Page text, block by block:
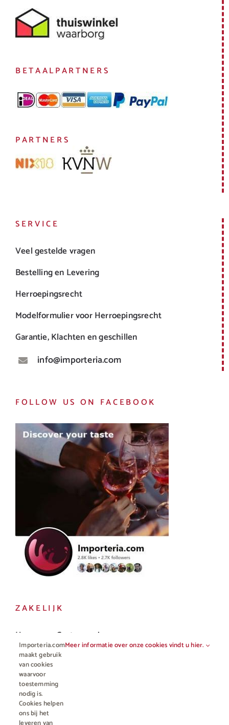
BETAALPARTNERS
PARTNERS
SERVICE
Veel gestelde vragen
Bestelling en Levering
Herroepingsrecht
Modelformulier voor Herroepingsrecht
Garantie, Klachten en geschillen
info@importeria.com
FOLLOW US ON FACEBOOK
ZAKELIJK
Horeca en Gastronomie
Vakhandel
Importeria.com
maakt gebruik
van cookies
waarvoor
toestemming
nodig is.
Cookies helpen
ons bij het
Meer informatie over onze cookies vindt u hier.